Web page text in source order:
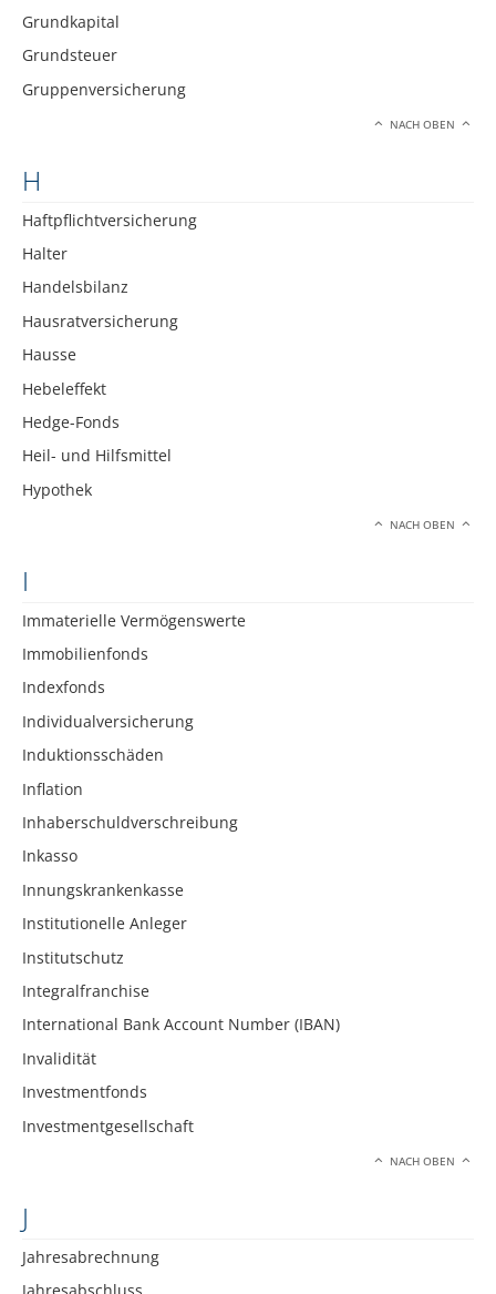
Grundkapital
Grundsteuer
Gruppenversicherung
NACH OBEN
H
Haftpflichtversicherung
Halter
Handelsbilanz
Hausratversicherung
Hausse
Hebeleffekt
Hedge-Fonds
Heil- und Hilfsmittel
Hypothek
NACH OBEN
I
Immaterielle Vermögenswerte
Immobilienfonds
Indexfonds
Individualversicherung
Induktionsschäden
Inflation
Inhaberschuldverschreibung
Inkasso
Innungskrankenkasse
Institutionelle Anleger
Institutschutz
Integralfranchise
International Bank Account Number (IBAN)
Invalidität
Investmentfonds
Investmentgesellschaft
NACH OBEN
J
Jahresabrechnung